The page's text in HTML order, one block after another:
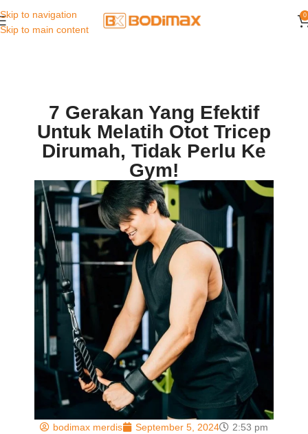
Skip to navigation
Skip to main content
0
7 Gerakan Yang Efektif
Untuk Melatih Otot Tricep
Dirumah, Tidak Perlu Ke
Gym!
bodimax merdis September 5, 2024
2:53 pm